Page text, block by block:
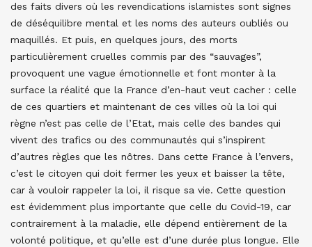
des faits divers où les revendications islamistes sont signes
de déséquilibre mental et les noms des auteurs oubliés ou
maquillés. Et puis, en quelques jours, des morts
particulièrement cruelles commis par des “sauvages”,
provoquent une vague émotionnelle et font monter à la
surface la réalité que la France d’en-haut veut cacher : celle
de ces quartiers et maintenant de ces villes où la loi qui
règne n’est pas celle de l’Etat, mais celle des bandes qui
vivent des trafics ou des communautés qui s’inspirent
d’autres règles que les nôtres. Dans cette France à l’envers,
c’est le citoyen qui doit fermer les yeux et baisser la tête,
car à vouloir rappeler la loi, il risque sa vie. Cette question
est évidemment plus importante que celle du Covid-19, car
contrairement à la maladie, elle dépend entièrement de la
volonté politique, et qu’elle est d’une durée plus longue. Elle